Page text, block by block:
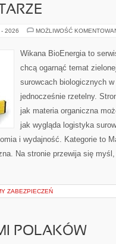
2026 MOŻLIWOŚĆ
Wikana BioEnergia to
chcą ogarnąć temat
surowcach biologicznych
jednocześnie rzetelny.
jak materia organiczna
jak wygląda logistyka
i wydajność. Kategorie to
Na stronie przewija się
ZABEZPIECZEŃ
POLAKÓW